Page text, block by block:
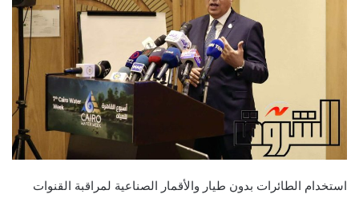
استخدام الطائرات بدون طيار والأقمار الصناعية لمراقبة القنوات